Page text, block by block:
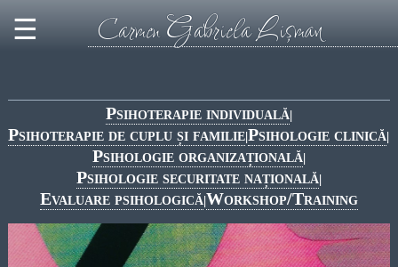
Carmen Gabriela Lişman
☰
Psihoterapie individuală|
Psihoterapie de cuplu și familie|Psihologie clinică|
Psihologie organizațională|
Psihologie securitate națională|
Evaluare psihologică|Workshop/Training